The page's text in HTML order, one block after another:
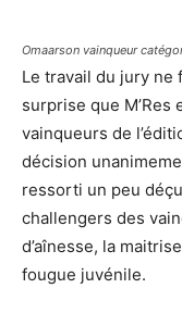
Omaarson vainqueur
Le travail du jury ne
surprise que M’Res
vainqueurs de
décision
ressorti un peu
challengers des
d’aînesse, la
fougue juvénile.